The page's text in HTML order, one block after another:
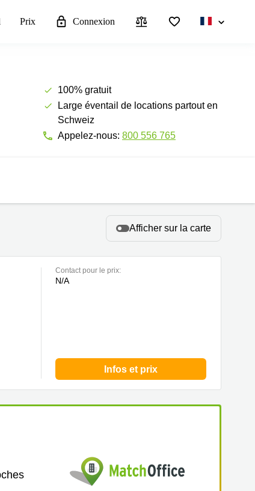
Prix Connexion
100% gratuit
Large éventail de locations partout en
Schweiz
Appelez-nous: 800 556 765
Afficher sur la carte
Contact pour le prix:
N/A
Infos et prix